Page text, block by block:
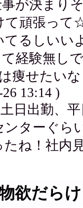
が決まり
て頑張っ
てるしいい
経験無し
痩せたい
13:14 )
日出勤、
ンターぐ
たね！社内
欲だらけ